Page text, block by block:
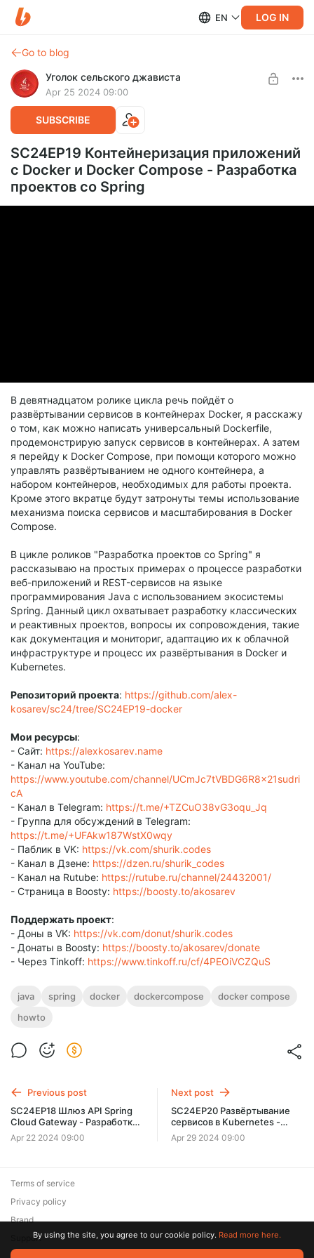
EN LOG IN
Go to blog
Уголок сельского джависта
Apr 25 2024 09:00
SUBSCRIBE
SC24EP19 Контейнеризация приложений
с Docker и Docker Compose - Разработка
проектов со Spring
В девятнадцатом ролике цикла речь пойдёт о
развёртывании сервисов в контейнерах Docker, я расскажу
о том, как можно написать универсальный Dockerfile,
продемонстрирую запуск сервисов в контейнерах. А затем
я перейду к Docker Compose, при помощи которого можно
управлять развёртыванием не одного контейнера, а
набором контейнеров, необходимых для работы проекта.
Кроме этого вкратце будут затронуты темы использование
механизма поиска сервисов и масштабирования в Docker
Compose.
В цикле роликов "Разработка проектов со Spring" я
рассказываю на простых примерах о процессе разработки
веб-приложений и REST-сервисов на языке
программирования Java с использованием экосистемы
Spring. Данный цикл охватывает разработку классических
и реактивных проектов, вопросы их сопровождения, такие
как документация и мониториг, адаптацию их к облачной
инфраструктуре и процесс их развёртывания в Docker и
Kubernetes.
Репозиторий проекта: https://github.com/alex-
kosarev/sc24/tree/SC24EP19-docker
Мои ресурсы:
- Сайт: https://alexkosarev.name
- Канал на YouTube:
https://www.youtube.com/channel/UCmJc7tVBDG6R8x21sudri
cA
- Канал в Telegram: https://t.me/+TZCuO38vG3oqu_Jq
- Группа для обсуждений в Telegram:
https://t.me/+UFAkw187WstX0wqy
- Паблик в VK: https://vk.com/shurik.codes
- Канал в Дзене: https://dzen.ru/shurik_codes
- Канал на Rutube: https://rutube.ru/channel/24432001/
- Страница в Boosty: https://boosty.to/akosarev
Поддержать проект:
- Доны в VK: https://vk.com/donut/shurik.codes
- Донаты в Boosty: https://boosty.to/akosarev/donate
- Через Tinkoff: https://www.tinkoff.ru/cf/4PEOiVCZQuS
java spring docker dockercompose
docker compose
howto
Previous post
SC24EP18 Шлюз API Spring
Cloud Gateway - Разработка
проектов со Spring
Apr 22 2024 09:00
Next post
SC24EP20 Развёртывание
сервисов в Kubernetes -
Разработка проектов со
Spring
Apr 29 2024 09:00
Terms of service
Privacy policy
Brand
SupportBy using the site, you agree to our cookie policy. Read more here.